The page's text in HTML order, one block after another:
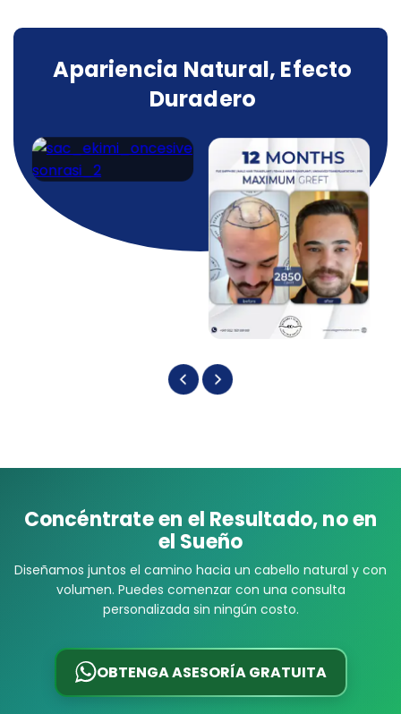
Apariencia Natural, Efecto
Duradero
Concéntrate en el Resultado, no en
el Sueño
Diseñamos juntos el camino hacia un cabello natural y con
volumen. Puedes comenzar con una consulta
personalizada sin ningún costo.
OBTENGA ASESORÍA GRATUITA